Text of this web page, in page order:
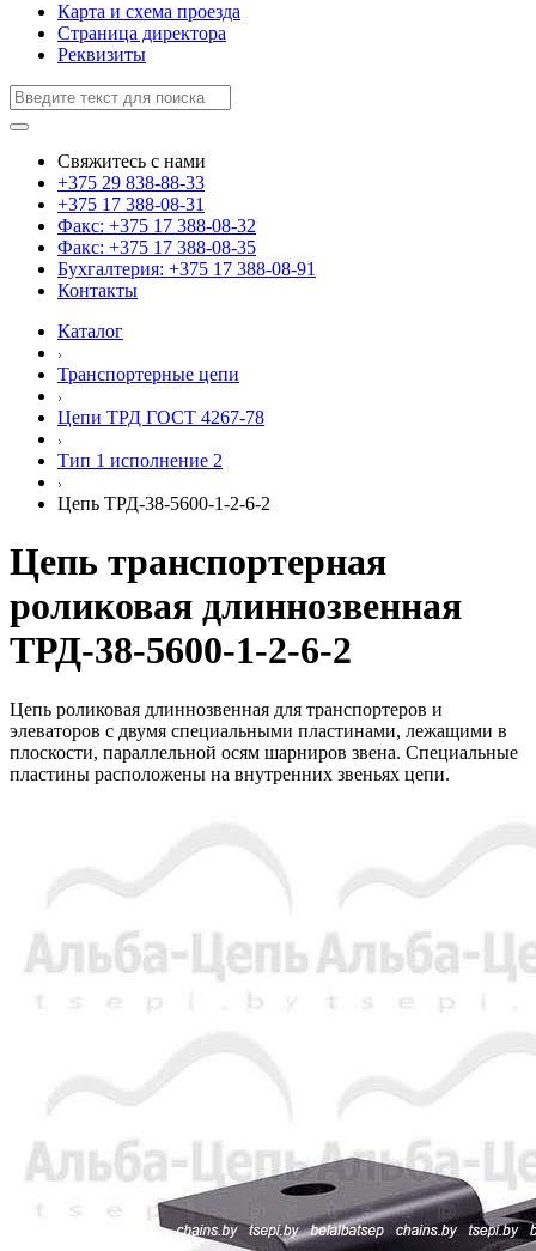
Карта и схема проезда
Страница директора
Реквизиты
Свяжитесь с нами
+375 29 838-88-33
+375 17 388-08-31
Факс: +375 17 388-08-32
Факс: +375 17 388-08-35
Бухгалтерия: +375 17 388-08-91
Контакты
Каталог
Транспортерные цепи
Цепи ТРД ГОСТ 4267-78
Тип 1 исполнение 2
Цепь ТРД-38-5600-1-2-6-2
Цепь транспортерная
роликовая длиннозвенная
ТРД-38-5600-1-2-6-2
Цепь роликовая длиннозвенная для транспортеров и
элеваторов с двумя специальными пластинами, лежащими в
плоскости, параллельной осям шарниров звена. Специальные
пластины расположены на внутренних звеньях цепи.